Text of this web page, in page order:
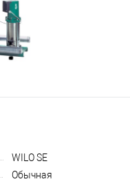
WILO SE
Обычная